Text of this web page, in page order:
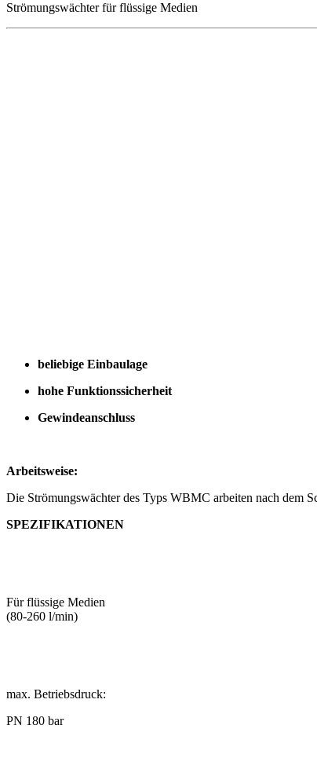
Strömungswächter für flüssige Medien
beliebige Einbaulage
hohe Funktionssicherheit
Gewindeanschluss
Arbeitsweise:
Die Strömungswächter des Typs WBMC arbeiten nach dem
SPEZIFIKATIONEN
Für flüssige Medien
(80-260 l/min)
max. Betriebsdruck:
PN 180 bar